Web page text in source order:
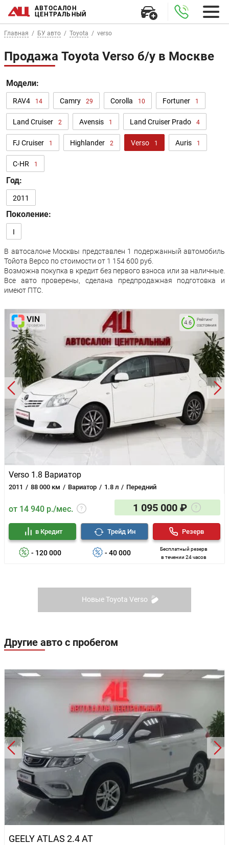
АВТОСАЛОН
ЦЕНТРАЛЬНЫЙ
Главная БУ авто Toyota verso
Продажа Toyota Verso б/у в Москве
Модели:
RAV4 14 Camry 29 Corolla 10 Fortuner 1
Land Cruiser 2 Avensis 1 Land Cruiser Prado 4
FJ Cruiser 1 Highlander 2 Verso 1 Auris 1
C-HR 1
Год:
2011
Поколение:
I
В автосалоне Москвы представлен 1 подержанный автомобиль
Тойота Версо по стоимости от 1 154 600 руб.
Возможна покупка в кредит без первого взноса или за наличные.
Все авто проверены, сделана предпродажная подготовка и
имеют ПТС.
Verso 1.8 Вариатор
2011 88 000 км Вариатор 1.8 л Передний
Рейтинг
состояния
4.6
от 14 940 р./мес. 1 095 000 ₽
- 120 000
в Кредит
- 40 000
Трейд Ин
Бесплатный резерв
в течении 24 часов
Резерв
Новые Toyota Verso
Другие авто с пробегом
GEELY ATLAS 2.4 AT